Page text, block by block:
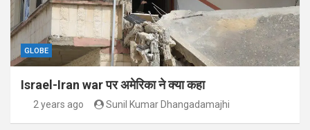
GLOBE
Israel-Iran war पर अमेरिका ने क्या कहा
2 years ago Sunil Kumar Dhangadamajhi